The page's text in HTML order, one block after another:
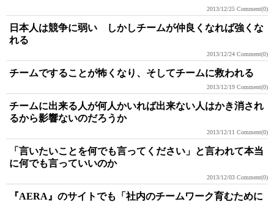
2013/12/25 Comment(0)
日本人は競争に弱い しかしチームが仲良くなれば強くな
れる
2013/12/24 Comment(0)
チームですることが怖くなり、そしてチームに救われる
2013/12/19 Comment(0)
チームに出来る人が何人かいれば出来ない人はかき消され
るから影響ないのだろうか
2013/12/11 Comment(0)
「言いたいことを何でも言ってください」と言われて本当
に何でも言っていいのか
2013/12/03 Comment(0)
『AERA』のサイトでも「社内のチームワーク育むために